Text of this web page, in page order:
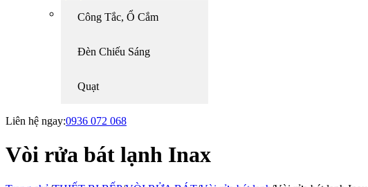
Công Tắc, Ổ Cắm
Đèn Chiếu Sáng
Quạt
Liên hệ ngay:0936 072 068
Vòi rửa bát lạnh Inax